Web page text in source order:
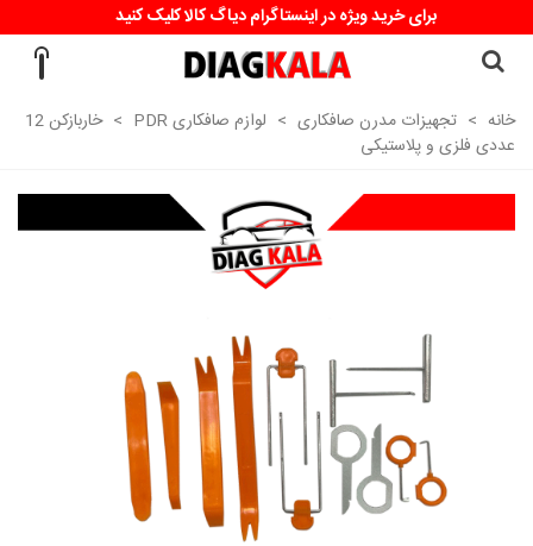
برای خرید ویژه در اینستاگرام دیاگ کالا کلیک کنید
خانه > تجهیزات مدرن صافکاری > لوازم صافکاری PDR >
خاربازکن 12
عددی فلزی و پلاستیکی